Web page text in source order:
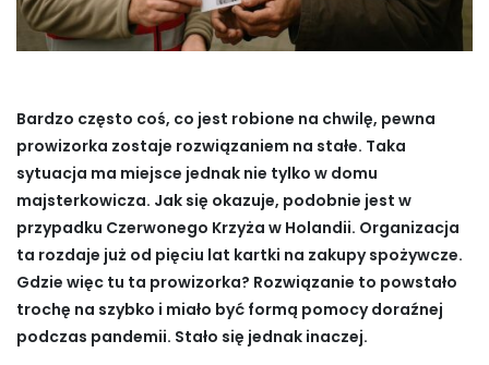
Bardzo często coś, co jest robione na chwilę, pewna
prowizorka zostaje rozwiązaniem na stałe. Taka
sytuacja ma miejsce jednak nie tylko w domu
majsterkowicza. Jak się okazuje, podobnie jest w
przypadku Czerwonego Krzyża w Holandii. Organizacja
ta rozdaje już od pięciu lat kartki na zakupy spożywcze.
Gdzie więc tu ta prowizorka? Rozwiązanie to powstało
trochę na szybko i miało być formą pomocy doraźnej
podczas pandemii. Stało się jednak inaczej.